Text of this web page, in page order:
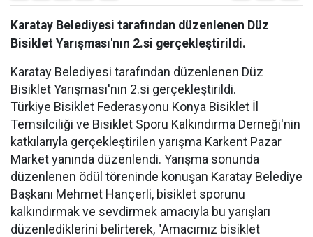
Karatay Belediyesi tarafından düzenlenen Düz
Bisiklet Yarışması'nın 2.si gerçekleştirildi.
Karatay Belediyesi tarafından düzenlenen Düz
Bisiklet Yarışması'nın 2.si gerçekleştirildi.
Türkiye Bisiklet Federasyonu Konya Bisiklet İl
Temsilciliği ve Bisiklet Sporu Kalkındırma Derneği'nin
katkılarıyla gerçekleştirilen yarışma Karkent Pazar
Market yanında düzenlendi. Yarışma sonunda
düzenlenen ödül töreninde konuşan Karatay Belediye
Başkanı Mehmet Hançerli, bisiklet sporunu
kalkındırmak ve sevdirmek amacıyla bu yarışları
düzenlediklerini belirterek, "Amacımız bisiklet